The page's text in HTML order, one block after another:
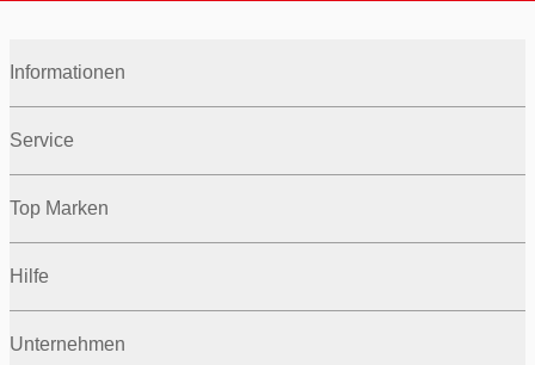
Informationen
Service
Top Marken
Hilfe
Unternehmen